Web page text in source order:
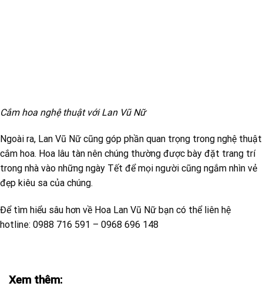
Cắm hoa nghệ thuật với Lan Vũ Nữ
Ngoài ra, Lan Vũ Nữ cũng góp phần quan trọng trong nghệ thuật
cắm hoa. Hoa lâu tàn nên chúng thường được bày đặt trang trí
trong nhà vào những ngày Tết để mọi người cũng ngắm nhìn vẻ
đẹp kiêu sa của chúng.
Để tìm hiểu sâu hơn về Hoa Lan Vũ Nữ bạn có thể liên hệ
hotline: 0988 716 591 – 0968 696 148
Xem thêm: